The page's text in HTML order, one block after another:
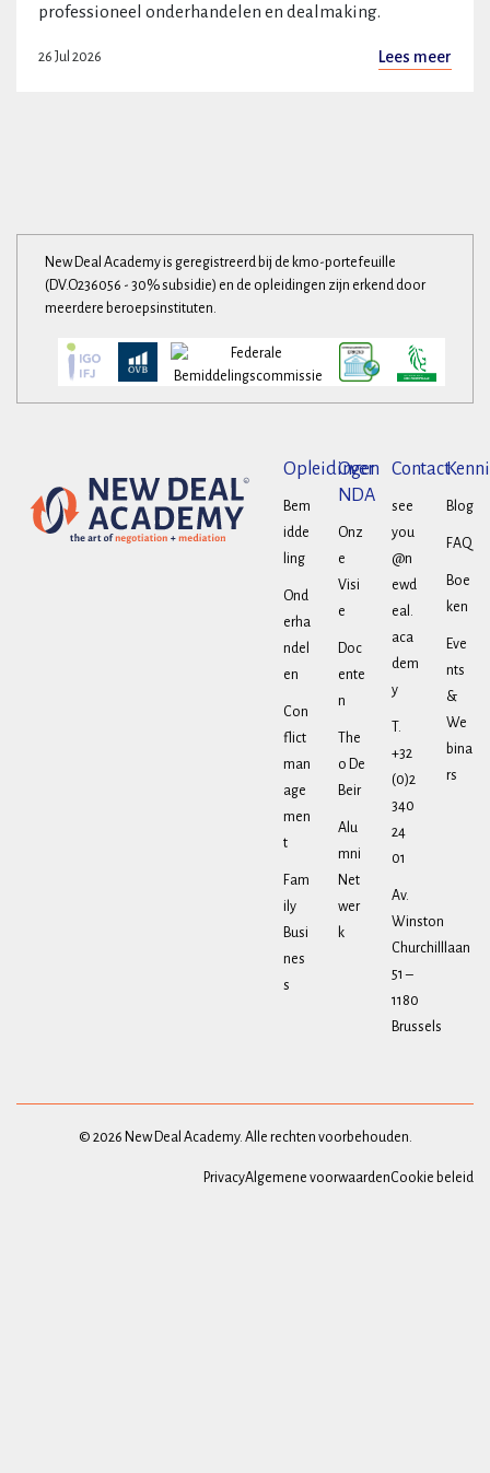
professioneel onderhandelen en dealmaking.
26 Jul 2026 Lees meer
New Deal Academy is geregistreerd bij de kmo-portefeuille
(DV.O236056 - 30% subsidie) en de opleidingen zijn erkend door
meerdere beroepsinstituten.
Opleidingen
Bem
idde
ling
Ond
erha
ndel
en
Con
flict
man
age
men
t
Fam
ily
Busi
nes
s
Over
NDA
Onz
e
Visi
e
Doc
ente
n
The
o De
Beir
Alu
mni
Net
wer
k
Contact
see
you
@n
ewd
eal.
aca
dem
y
T.
+32
(0)2
340
24
01
Av.
Winston
Churchilllaan
51 –
1180
Brussels
Blog
FAQ
Boe
ken
Eve
nts
&
We
bina
rs
© 2026 New Deal Academy. Alle rechten voorbehouden.
PrivacyAlgemene voorwaardenCookie beleid